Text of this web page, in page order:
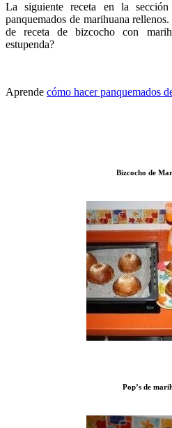
La siguiente receta en la
panquemados de marihuana
de receta de bizcocho con
estupenda?
Aprende cómo hacer panquemados
Bizcocho de
Pop’s de